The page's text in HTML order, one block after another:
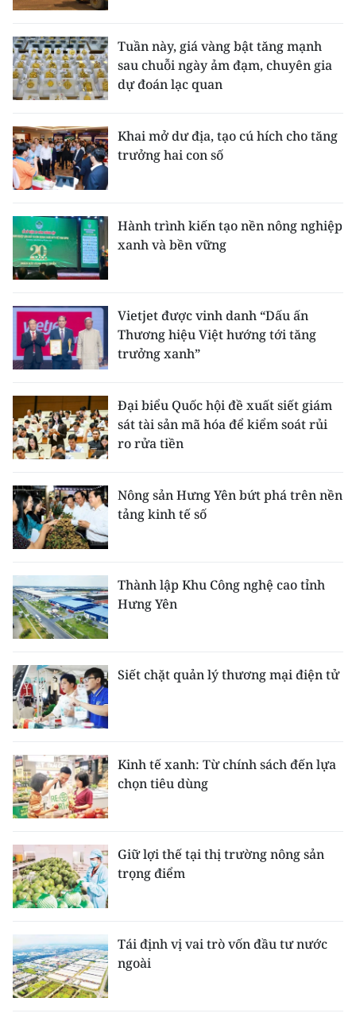
Tuần này, giá vàng bật tăng mạnh
sau chuỗi ngày ảm đạm, chuyên gia
dự đoán lạc quan
Khai mở dư địa, tạo cú hích cho tăng
trưởng hai con số
Hành trình kiến tạo nền nông nghiệp
xanh và bền vững
Vietjet được vinh danh “Dấu ấn
Thương hiệu Việt hướng tới tăng
trưởng xanh”
Đại biểu Quốc hội đề xuất siết giám
sát tài sản mã hóa để kiểm soát rủi
ro rửa tiền
Nông sản Hưng Yên bứt phá trên nền
tảng kinh tế số
Thành lập Khu Công nghệ cao tỉnh
Hưng Yên
Siết chặt quản lý thương mại điện tử
Kinh tế xanh: Từ chính sách đến lựa
chọn tiêu dùng
Giữ lợi thế tại thị trường nông sản
trọng điểm
Tái định vị vai trò vốn đầu tư nước
ngoài